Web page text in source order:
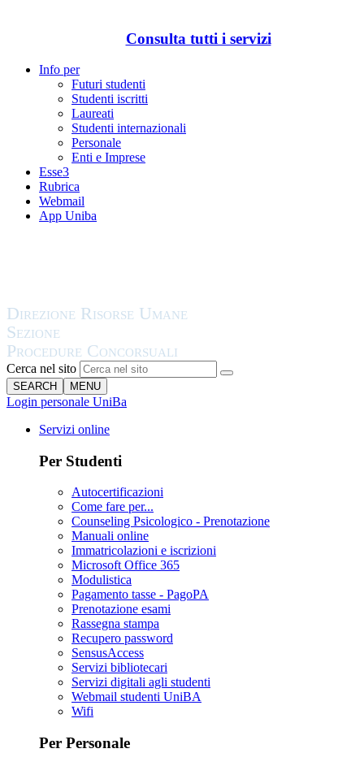
Consulta tutti i servizi
Info per
Futuri studenti
Studenti iscritti
Laureati
Studenti internazionali
Personale
Enti e Imprese
Esse3
Rubrica
Webmail
App Uniba
Cerca nel sito
SEARCH MENU
Login personale UniBa
Servizi online
Per Studenti
Autocertificazioni
Come fare per...
Counseling Psicologico - Prenotazione
Manuali online
Immatricolazioni e iscrizioni
Microsoft Office 365
Modulistica
Pagamento tasse - PagoPA
Prenotazione esami
Rassegna stampa
Recupero password
SensusAccess
Servizi bibliotecari
Servizi digitali agli studenti
Webmail studenti UniBA
Wifi
Per Personale